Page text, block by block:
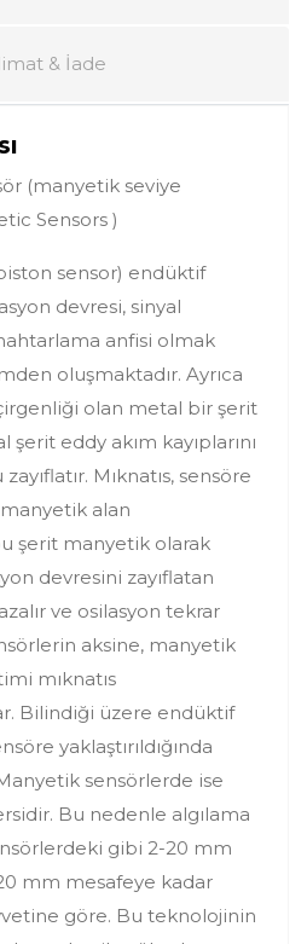
& İade
(manyetik seviye
Sensors )
sensor) endüktif
devresi, sinyal
anfisi olmak
oluşmaktadır. Ayrıca
olan metal bir şerit
şerit eddy akım kayıplarını
Mıknatıs, sensöre
manyetik alan
şerit manyetik olarak
devresini zayıflatan
ve osilasyon tekrar
aksine, manyetik
mıknatıs
Bilindiği üzere endüktif
yaklaştırıldığında
sensörlerde ise
Bu nedenle algılama
gibi 2-20 mm
mm mesafeye kadar
göre. Bu teknolojinin